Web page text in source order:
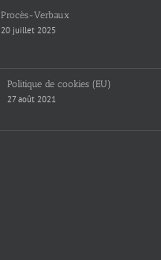
Procès-Verbaux
20 juillet 2025
Politique de cookies (EU)
27 août 2021